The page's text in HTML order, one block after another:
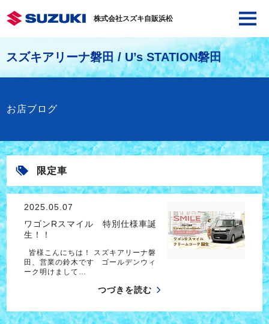
株式会社スズキ自販浜松
スズキアリーナ磐田 / U’s STATION磐田
お店ブログ
限定車
2025.05.07
ワゴンRスマイル 特別仕様車誕
生！！
皆様こんにちは！ スズキアリーナ磐
田、営業の鈴木です ゴールデンウィ
ーク明けまして…
つづきを読む